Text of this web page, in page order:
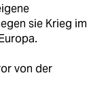
sie Krieg im
von der